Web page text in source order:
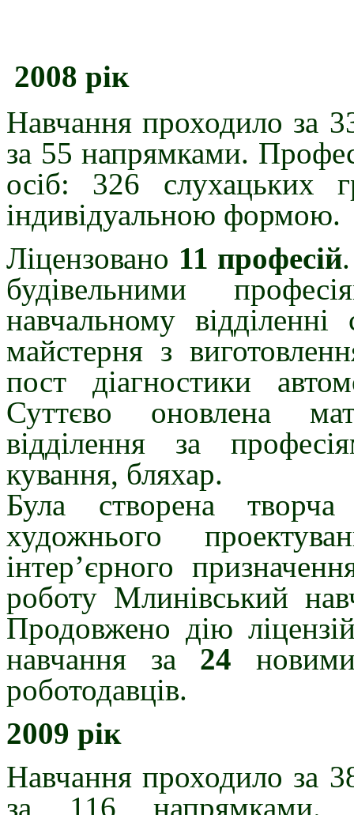
2008 рік
Навчання проходило за
за 55 напрямками.
осіб: 326 слухацьких
індивідуальною формою.
Ліцензовано 11 професій
будівельними
навчальному
майстерня з
пост діагностики
Суттєво оновлена
відділення за
кування, бляхар.
Була створена
художнього
інтер’єрного
роботу Млинівський
Продовжено дію
навчання за 24
роботодавців.
2009 рік
Навчання проходило за
за 116 напрямками.